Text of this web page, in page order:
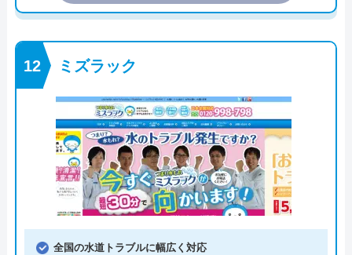
ミズラック
全国の水道トラブルに幅広く対応